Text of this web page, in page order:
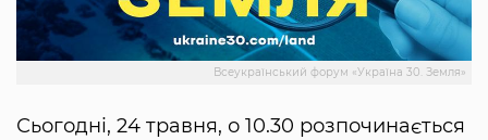
Всеукраїнський форум «Україна 30. Земля»
Сьогодні, 24 травня, о 10.30 розпочинається